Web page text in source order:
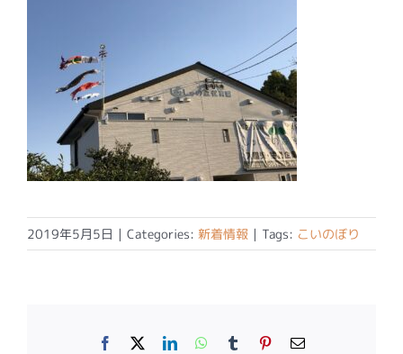
2019年5月5日 | Categories: 新着情報 | Tags: こいのぼり
Facebook LinkedInWhatsApp
Tumblr Pinterest
電